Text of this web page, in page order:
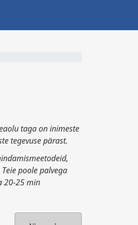
taga on inimeste
tegevuse pärast.
poole palvega
20-25 min